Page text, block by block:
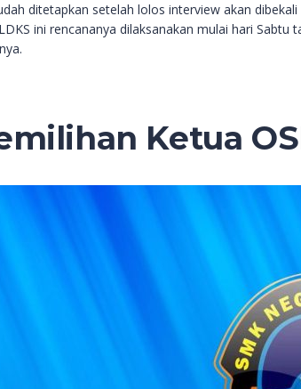
ditetapkan setelah lolos interview akan
ini rencananya dilaksanakan mulai hari
Ketua